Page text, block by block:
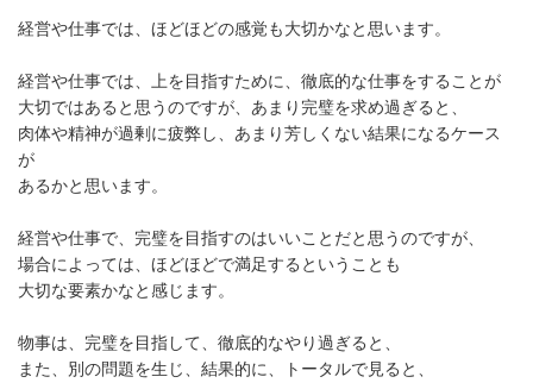
経営や仕事では、ほどほどの感覚も大切かなと思います。
経営や仕事では、上を目指すために、徹底的な仕事をすることが
大切ではあると思うのですが、あまり完璧を求め過ぎると、
肉体や精神が過剰に疲弊し、あまり芳しくない結果になるケース
が
あるかと思います。
経営や仕事で、完璧を目指すのはいいことだと思うのですが、
場合によっては、ほどほどで満足するということも
大切な要素かなと感じます。
物事は、完璧を目指して、徹底的なやり過ぎると、
また、別の問題を生じ、結果的に、トータルで見ると、